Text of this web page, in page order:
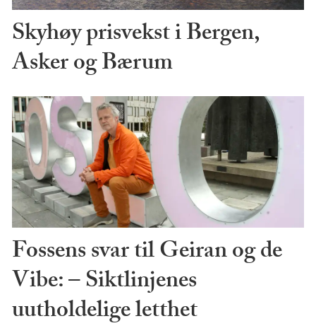
Skyhøy prisvekst i Bergen,
Asker og Bærum
Fossens svar til Geiran og de
Vibe: – Siktlinjenes
uutholdelige letthet